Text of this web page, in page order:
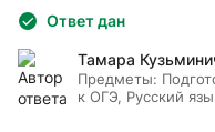
Ответ дан
Тамара
Предметы:
к ОГЭ, Русский